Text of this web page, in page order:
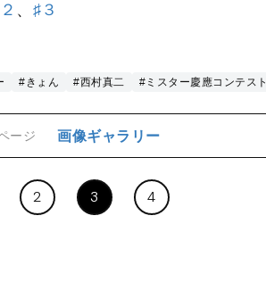
、 ♯３
#きょん #西村真二 #ミスター慶應コンテスト
ージ 画像ギャラリー
2 3 4